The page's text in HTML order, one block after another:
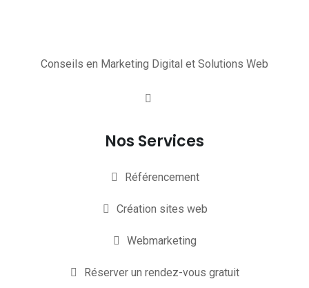
Conseils en Marketing Digital et Solutions Web
Nos Services
Référencement
Création sites web
Webmarketing
Réserver un rendez-vous gratuit